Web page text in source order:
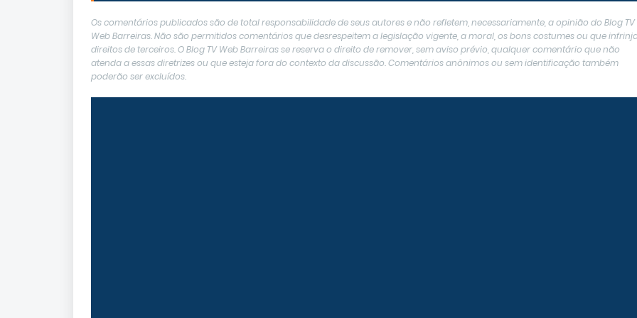
Os comentários publicados são de total responsabilidade de seus autores e não refletem, necessariamente, a opinião do Blog TV
Web Barreiras. Não são permitidos comentários que desrespeitem a legislação vigente, a moral, os bons costumes ou que
direitos de terceiros. O Blog TV Web Barreiras se reserva o direito de remover, sem aviso prévio, qualquer comentário que não
atenda a essas diretrizes ou que esteja fora do contexto da discussão. Comentários anônimos ou sem identificação também
poderão ser excluídos.